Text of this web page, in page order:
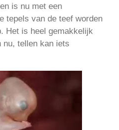
is nu met een
tepels van de teef worden
Het is heel gemakkelijk
nu, tellen kan iets